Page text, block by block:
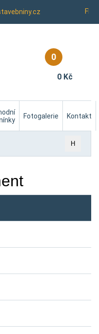
Fb
0
0 Kč
Fotogalerie Kontakt
H